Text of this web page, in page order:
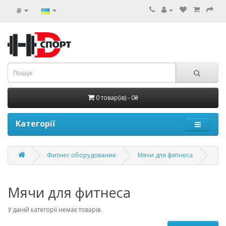
₴
0 товар(ів) - 0₴
Категорії
Фитнес оборудование Мячи для фитнеса
Мячи для фитнеса
У даній категорії немає товарів.